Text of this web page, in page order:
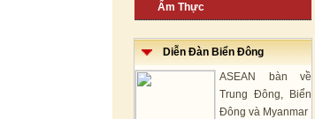
Ẩm Thực
Diễn Đàn Biển Đông
ASEAN bàn về
Trung Đông, Biển
Đông và Myanmar